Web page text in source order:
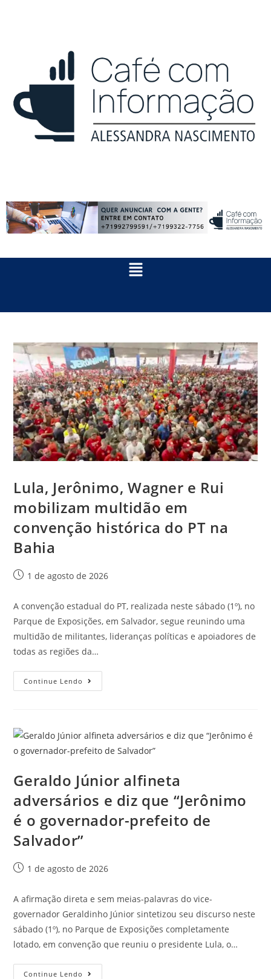
Lula, Jerônimo, Wagner e Rui
mobilizam multidão em
convenção histórica do PT na
Bahia
1 de agosto de 2026
A convenção estadual do PT, realizada neste sábado (1º), no
Parque de Exposições, em Salvador, segue reunindo uma
multidão de militantes, lideranças políticas e apoiadores de
todas as regiões da…
Continue Lendo
Geraldo Júnior alfineta
adversários e diz que “Jerônimo
é o governador-prefeito de
Salvador”
1 de agosto de 2026
A afirmação direta e sem meias-palavras do vice-
governador Geraldinho Júnior sintetizou seu discurso neste
sábado (1º), no Parque de Exposições completamente
lotado, em convenção que reuniu o presidente Lula, o…
Continue Lendo